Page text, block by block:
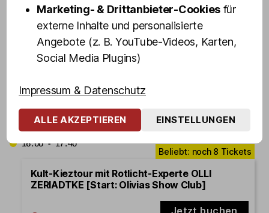
Kult-Kieztour mit FRANZI ZAHRT [Start:
16:00 - 17:40
Kult-Kieztour mit Rotlicht-Experte OLLI
ZERIADTKE [Start: Olivias Show Club]
Jetzt buchen
Marketing- & Drittanbieter-Cookies für
externe Inhalte und personalisierte
Angebote (z. B. YouTube-Videos, Karten,
Social Media Plugins)
Impressum & Datenschutz
ALLE AKZEPTIEREN EINSTELLUNGEN